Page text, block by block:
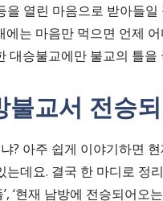
을 열린 마음으로 받아들
에는 마음만 먹으면 언제
대승불교에만 불교의 틀
불교서 전승
? 아주 쉽게 이야기하면
데요. 결국 한 마디로 정
‘현재 남방에 전승되어오